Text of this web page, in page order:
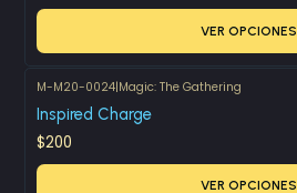
VER OPCIONES
M-M20-0024|Magic: The Gathering
Inspired Charge
$200
VER OPCIONES